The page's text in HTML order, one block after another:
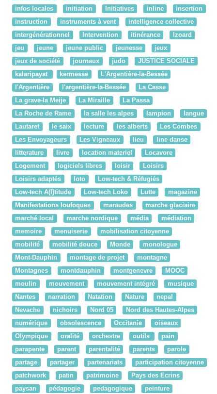
infos locales
initiation Initiatives inline
insertion
instruction
instruments à vent
intelligence collective
intergénérationnel
Intervention itinérance
Izoard
jeu
jeune jeune public jeunesse
jeux
jeux de société
journaux judo
JUSTICE SOCIALE
kalaripayat
kermesse
L'Argentière-la-Bessée
l'Argentière
l'argentière-la-Bessée
La Casse
La grave-la Meije
La Miraille
La Passa
La Roche de Rame
la salle les alpes lampion
langue
Lautaret
le saix lecture les alberts
Les Combes
Les Envoyageurs
Les Vigneaux lieu
line danse
litterature
livre location materiel
Locavore
Logement
logiciels libres loisir
Loisirs
Loisirs adaptés
loto
Low-tech & Réfugiés
Low-tech A(l)titude
Low-tech Loko Lutte
magazine
Manifestations loufoques
maraudes
marche glaciaire
marché local
marche nordique média
médiation
memoire
menuiserie
mobilisation citoyenne
mobilité
mobilité douce Monde
monologue
Mont-Dauphin
montage de projet
montagne
Montagnes
montdauphin montgenevre
MOOC
moulin
mouvement mouvement intégré
musique
Nantes
narration Natation Nature
nepal
Nevache
nichoirs Nord 05
Nord des Hautes-Alpes
numérique
obsolescence Occitanie
oiseaux
Olympique
oralité orchestre outils
pain
parapente
parent parentalité parents
parole
partage
partager partenariats
participation citoyenne
patchwork
patin patrimoine
Pays des Ecrins
paysan
pédagogie pedagogique
peinture